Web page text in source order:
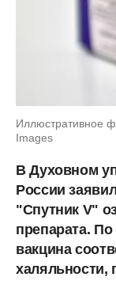
Иллюстративное
Images
В Духовном
России
"Спутник V"
препарата.
вакцина
халяльности,